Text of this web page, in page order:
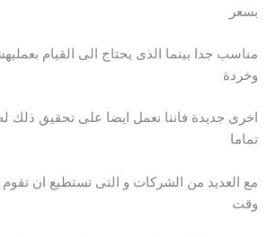
بسعر
مناسب جدا بينما الذى يحتاج الى القيام
وخردة
اخرى جديدة فاننا نعمل ايضا على تحقيق ذلك
تماما
مع العديد من الشركات و التى تستطيع ان
وقت